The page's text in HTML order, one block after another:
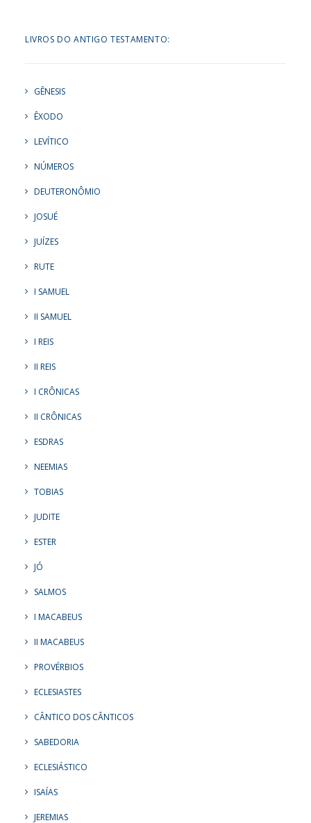
LIVROS DO ANTIGO TESTAMENTO:
GÊNESIS
ÊXODO
LEVÍTICO
NÚMEROS
DEUTERONÔMIO
JOSUÉ
JUÍZES
RUTE
I SAMUEL
II SAMUEL
I REIS
II REIS
I CRÔNICAS
II CRÔNICAS
ESDRAS
NEEMIAS
TOBIAS
JUDITE
ESTER
JÓ
SALMOS
I MACABEUS
II MACABEUS
PROVÉRBIOS
ECLESIASTES
CÂNTICO DOS CÂNTICOS
SABEDORIA
ECLESIÁSTICO
ISAÍAS
JEREMIAS